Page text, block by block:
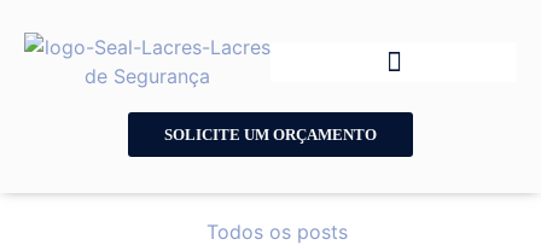
SOLICITE UM ORÇAMENTO
Todos os posts